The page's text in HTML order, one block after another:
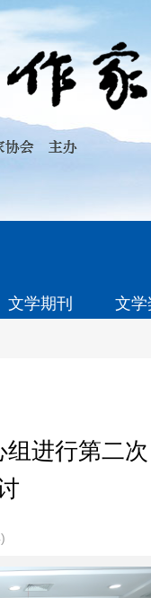
文学期刊 文
进行第二次